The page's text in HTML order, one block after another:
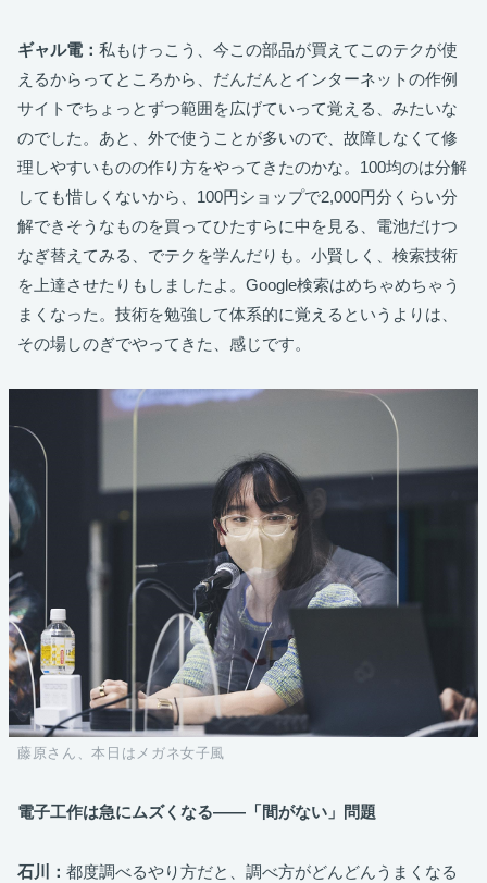
ギャル電： 私もけっこう、今この部品が買えてこのテクが使
えるからってところから、だんだんとインターネットの作例
サイトでちょっとずつ範囲を広げていって覚える、みたいな
のでした。あと、外で使うことが多いので、故障しなくて修
理しやすいものの作り方をやってきたのかな。100均のは分解
しても惜しくないから、100円ショップで2,000円分くらい分
解できそうなものを買ってひたすらに中を見る、電池だけつ
なぎ替えてみる、でテクを学んだりも。小賢しく、検索技術
を上達させたりもしましたよ。Google検索はめちゃめちゃう
まくなった。技術を勉強して体系的に覚えるというよりは、
その場しのぎでやってきた、感じです。
藤原さん、本日はメガネ女子風
電子工作は急にムズくなる――「間がない」問題
石川： 都度調べるやり方だと、調べ方がどんどんうまくなる